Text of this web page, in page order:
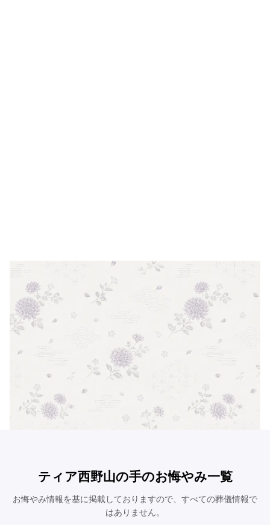
ティア西野山の手のお悔やみ一覧
お悔やみ情報を基に掲載しておりますので、すべての葬儀情報で
はありません。